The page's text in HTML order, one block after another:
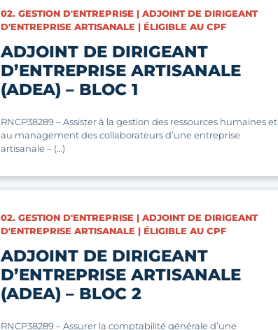
CATÉGORIES :
02. GESTION D'ENTREPRISE | ADJOINT DE DIRIGEANT
D'ENTREPRISE ARTISANALE | ÉLIGIBLE AU CPF
ADJOINT DE DIRIGEANT
D’ENTREPRISE ARTISANALE
(ADEA) – BLOC 1
RNCP38289 – Assister à la gestion des ressources humaines et
au management des collaborateurs d’une entreprise
artisanale – (…)
CATÉGORIES :
02. GESTION D'ENTREPRISE | ADJOINT DE DIRIGEANT
D'ENTREPRISE ARTISANALE | ÉLIGIBLE AU CPF
ADJOINT DE DIRIGEANT
D’ENTREPRISE ARTISANALE
(ADEA) – BLOC 2
RNCP38289 – Assurer la comptabilité générale d’une